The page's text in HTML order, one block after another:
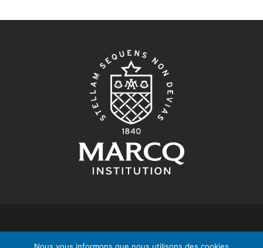
© 2026 Marcq Institution. Tous droits réservés.